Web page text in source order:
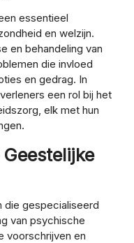
essentieel
en welzijn.
en behandeling van
die invloed
en gedrag. In
een rol bij het
elk met hun
die gespecialiseerd
van psychische
voorschrijven en